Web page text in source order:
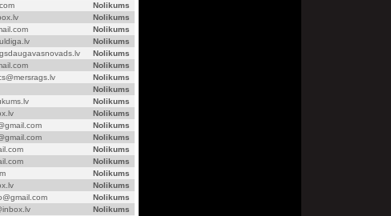
Nolikums
Nolikums
Nolikums
Nolikums
Nolikums
Nolikums
Nolikums
Nolikums
Nolikums
Nolikums
Nolikums
Nolikums
Nolikums
Nolikums
Nolikums
Nolikums
Nolikums
Nolikums